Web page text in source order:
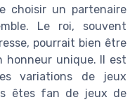
choisir un partenaire
Le roi, souvent
pourrait bien être
honneur unique. Il est
variations de jeux
êtes fan de jeux de